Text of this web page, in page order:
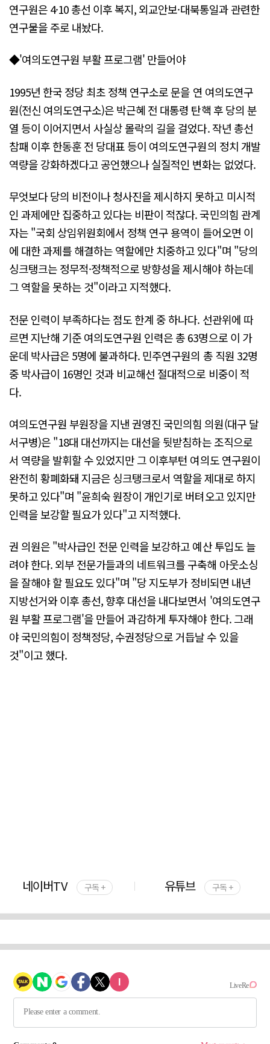
연구원은 4·10 총선 이후 복지, 외교안보·대북통일과 관련한
연구물을 주로 내놨다.
◆'여의도연구원 부활 프로그램' 만들어야
1995년 한국 정당 최초 정책 연구소로 문을 연 여의도연구
원(전신 여의도연구소)은 박근혜 전 대통령 탄핵 후 당의 분
열 등이 이어지면서 사실상 몰락의 길을 걸었다. 작년 총선
참패 이후 한동훈 전 당대표 등이 여의도연구원의 정치 개발
역량을 강화하겠다고 공언했으나 실질적인 변화는 없었다.
무엇보다 당의 비전이나 청사진을 제시하지 못하고 미시적
인 과제에만 집중하고 있다는 비판이 적잖다. 국민의힘 관계
자는 "국회 상임위원회에서 정책 연구 용역이 들어오면 이
에 대한 과제를 해결하는 역할에만 치중하고 있다"며 "당의
싱크탱크는 정무적·정책적으로 방향성을 제시해야 하는데
그 역할을 못하는 것"이라고 지적했다.
전문 인력이 부족하다는 점도 한계 중 하나다. 선관위에 따
르면 지난해 기준 여의도연구원 인력은 총 63명으로 이 가
운데 박사급은 5명에 불과하다. 민주연구원의 총 직원 32명
중 박사급이 16명인 것과 비교해선 절대적으로 비중이 적
다.
여의도연구원 부원장을 지낸 권영진 국민의힘 의원(대구 달
서구병)은 "18대 대선까지는 대선을 뒷받침하는 조직으로
서 역량을 발휘할 수 있었지만 그 이후부턴 여의도 연구원이
완전히 황폐화돼 지금은 싱크탱크로서 역할을 제대로 하지
못하고 있다"며 "윤희숙 원장이 개인기로 버텨오고 있지만
인력을 보강할 필요가 있다"고 지적했다.
권 의원은 "박사급인 전문 인력을 보강하고 예산 투입도 늘
려야 한다. 외부 전문가들과의 네트워크를 구축해 아웃소싱
을 잘해야 할 필요도 있다"며 "당 지도부가 정비되면 내년
지방선거와 이후 총선, 향후 대선을 내다보면서 '여의도연구
원 부활 프로그램'을 만들어 과감하게 투자해야 한다. 그래
야 국민의힘이 정책정당, 수권정당으로 거듭날 수 있을
것"이고 했다.
네이버TV 구독 + 유튜브 구독 +